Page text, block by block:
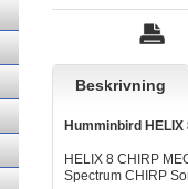
Beskrivning
Humminbird HELIX
HELIX 8 CHIRP
Spectrum CHIRP